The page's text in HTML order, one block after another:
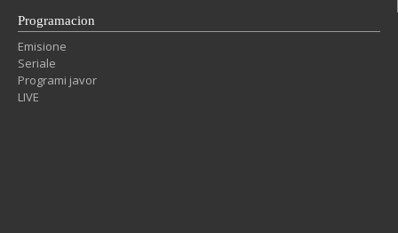
Programacion
Emisione
Seriale
Programi javor
LIVE